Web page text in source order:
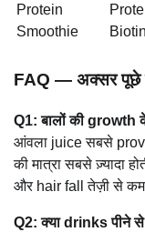
Protein
Smoothie
Biotin
FAQ — अक्सर पूछे
Q1: बालों की growth
आंवला juice सबसे
की मात्रा सबसे ज़्यादा
और hair fall तेज़ी से कम
Q2: क्या drinks पीने